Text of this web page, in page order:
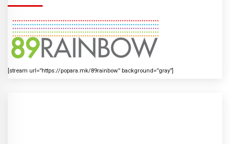
[stream url=”https://popara.mk/89rainbow” background=”gray”]